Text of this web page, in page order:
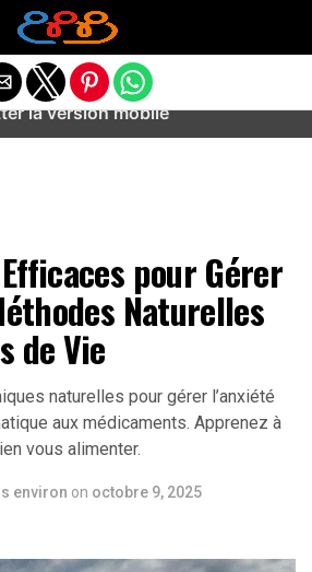
Unknown modifier '/' in
aideanxietestress.fr/
views/includes/class-bots.php
pour Gérer
Naturelles
de Vie
naturelles pour gérer l’anxiété
aux médicaments. Apprenez à
vous alimenter.
environ on octobre 9, 2025
la version mobile